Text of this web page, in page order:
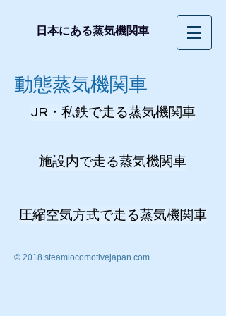
日本にある蒸気機関車
動態蒸気機関車
JR・私鉄で走る蒸気機関車
施設内で走る蒸気機関車
圧縮空気方式で走る蒸気機関車
© 2018 steamlocomotivejapan.com